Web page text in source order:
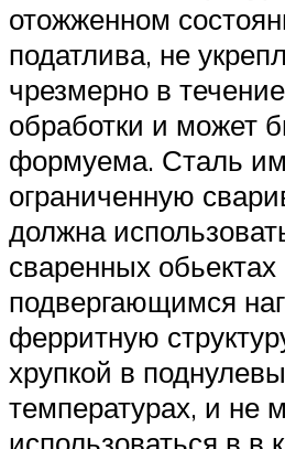
отожженном
податлива, не
чрезмерно в
обработки и может
формуема. Сталь
ограниченную
должна
сваренных обьектах
подвергающимся
ферритную
хрупкой в
температурах, и не